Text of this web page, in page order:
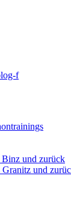
f
und zurück
Granitz und